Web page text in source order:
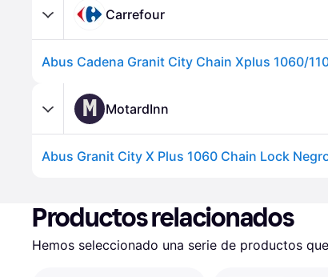
Carrefour
Abus Cadena Granit City Chain Xplus 1060/
M MotardInn
Abus Granit City X Plus 1060 Chain Lock
Productos relacionados
Hemos seleccionado una serie de productos